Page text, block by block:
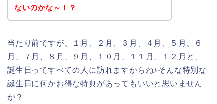
ないのかな～！？
当たり前ですが、１月、２月、３月、４月、５月、６
月、７月、８月、９月、１０月、１１月、１２月と、
誕生日ってすべての人に訪れますからね♪そんな特別な
誕生日に何かお得な特典があってもいいと思いません
か？